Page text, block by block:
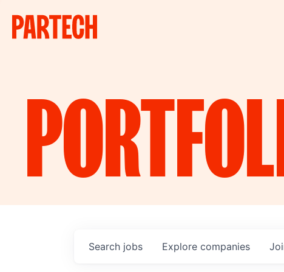
Search jobs Explore companies